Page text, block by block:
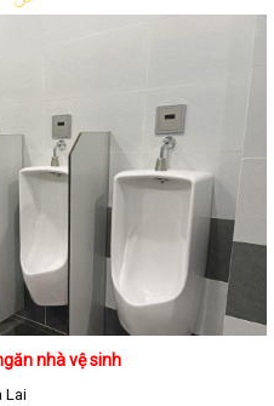
nhà vệ sinh
Lai